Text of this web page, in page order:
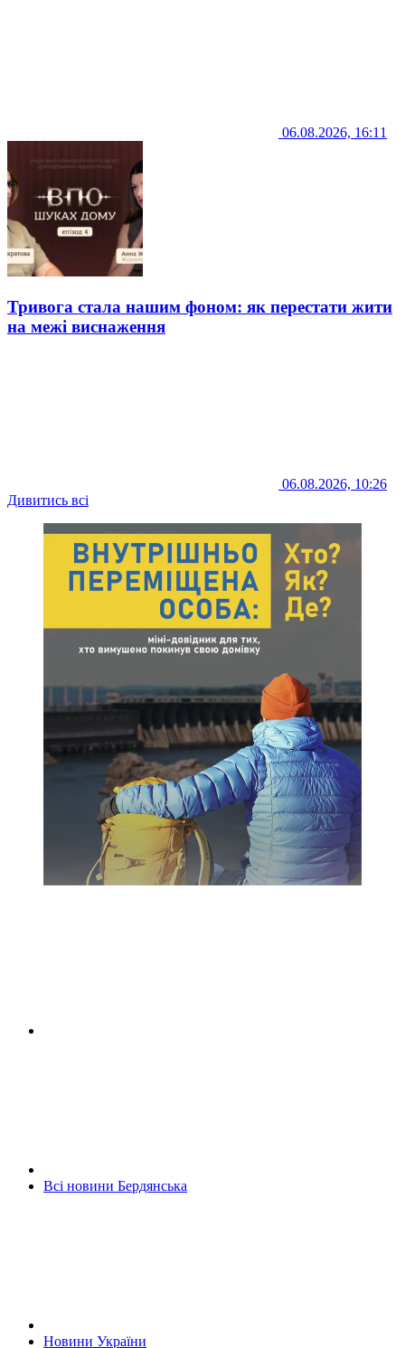
06.08.2026, 16:11
Тривога стала нашим фоном: як перестати жити
на межі виснаження
06.08.2026, 10:26
Дивитись всі
Всі новини Бердянська
Новини України